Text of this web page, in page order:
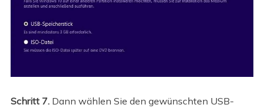
Schritt 7.Dann wählen Sie den gewünschten USB-